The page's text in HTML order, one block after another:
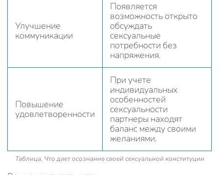
Улучшение
коммуникации
Появляется
возможность открыто
обсуждать
сексуальные
потребности без
напряжения.
Повышение
удовлетворенности
При учете
индивидуальных
особенностей
сексуальности
партнеры находят
баланс между своими
желаниями.
Таблица. Что дает осознание своей сексуальной конституции